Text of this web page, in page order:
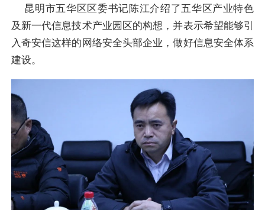
昆明市五华区区委书记陈江介绍了五华区产业特色
及新一代信息技术产业园区的构想，并表示希望能够引
入奇安信这样的网络安全头部企业，做好信息安全体系
建设。